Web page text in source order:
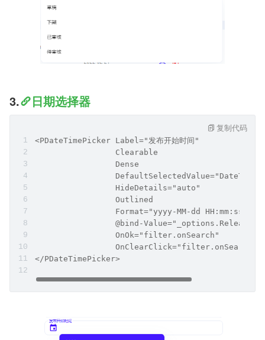
3. 日期选择器
<PDateTimePicker Label="发布开始时间"
                 Clearable
                 Dense
                 HideDetails="auto"
                 Outlined
                 Format="yyyy-MM-dd HH:mm:ss"
@bind-
                 OnOk="filter.onSearch"
                 OnClearClick="filter.onSearch">
</PDateTimePicker>
复制代码